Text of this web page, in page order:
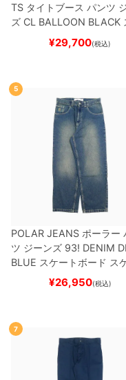
TS タイトブース パンツ
ズ CL BALLOON BLACK
ートボード スケボー
¥29,700(税込)
5
POLAR JEANS ポーラー
ツ ジーンズ 93! DENIM
BLUE スケートボード ス
¥26,950(税込)
7